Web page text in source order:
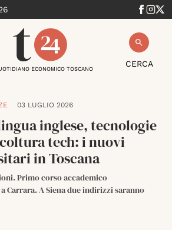
CERCA
ECONOMICO TOSCANO
03 LUGLIO 2026
inglese, tecnologie
tech: i nuovi
in Toscana
Primo corso accademico
Carrara. A Siena due indirizzi saranno